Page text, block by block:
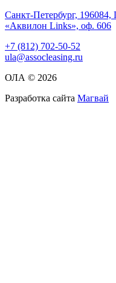
Санкт-Петербург, 196084,
«Аквилон Links», оф. 606
+7 (812) 702-50-52
ula@assocleasing.ru
ОЛА © 2026
Разработка сайта Магвай